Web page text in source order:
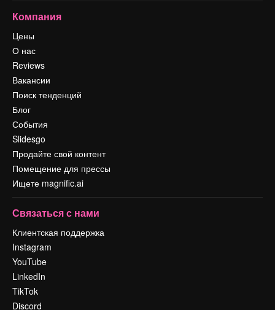
Компания
Цены
О нас
Reviews
Вакансии
Поиск тенденций
Блог
События
Slidesgo
Продайте свой контент
Помещение для прессы
Ищете magnific.ai
Связаться с нами
Клиентская поддержка
Instagram
YouTube
LinkedIn
TikTok
Discord